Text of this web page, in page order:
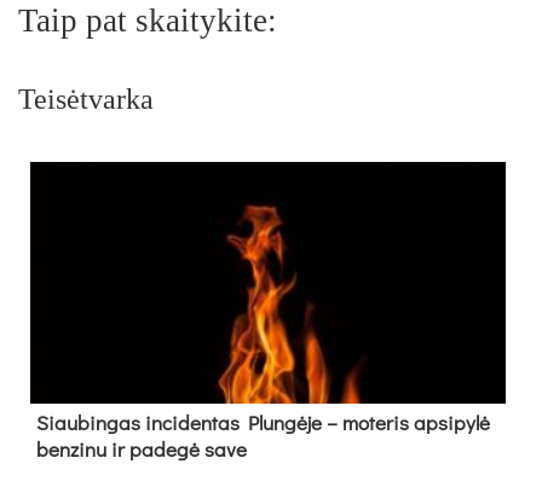
Taip pat skaitykite:
Teisėtvarka
Siau­bin­gas in­ci­den­tas Plun­gė­je – mo­te­ris ap­si­py­lė
ben­zi­nu ir pa­de­gė sa­ve